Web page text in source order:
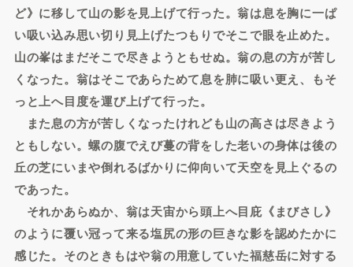
ど》に移して山の影を見上げて行った。翁は息を胸に一ぱ
い吸い込み思い切り見上げたつもりでそこで眼を止めた。
山の峯はまだそこで尽きようともせぬ。翁の息の方が苦し
くなった。翁はそこであらためて息を肺に吸い更え、もそ
っと上へ目度を運び上げて行った。
また息の方が苦しくなったけれども山の高さは尽きよう
ともしない。螺の腹でえび蔓の背をした老いの身体は後の
丘の芝にいまや倒れるばかりに仰向いて天空を見上ぐるの
であった。
それかあらぬか、翁は天宙から頭上へ目庇《まびさし》
のように覆い冠って来る塩尻の形の巨きな影を認めたかに
感じた。そのときもはや翁の用意していた福慈岳に対する